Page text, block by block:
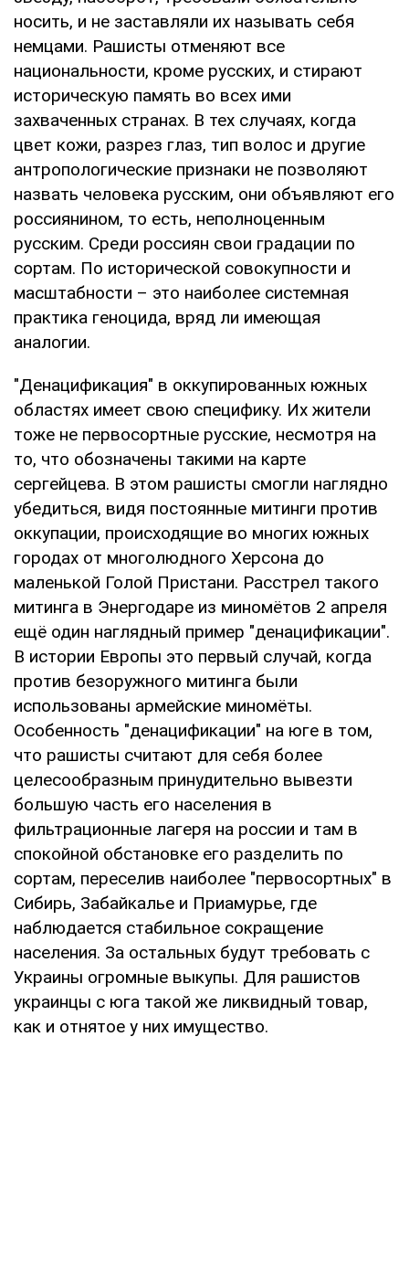
носить, и не заставляли их называть себя
немцами. Рашисты отменяют все
национальности, кроме русских, и стирают
историческую память во всех ими
захваченных странах. В тех случаях, когда
цвет кожи, разрез глаз, тип волос и другие
антропологические признаки не позволяют
назвать человека русским, они объявляют его
россиянином, то есть, неполноценным
русским. Среди россиян свои градации по
сортам. По исторической совокупности и
масштабности – это наиболее системная
практика геноцида, вряд ли имеющая
аналогии.
"Денацификация" в оккупированных южных
областях имеет свою специфику. Их жители
тоже не первосортные русские, несмотря на
то, что обозначены такими на карте
сергейцева. В этом рашисты смогли наглядно
убедиться, видя постоянные митинги против
оккупации, происходящие во многих южных
городах от многолюдного Херсона до
маленькой Голой Пристани. Расстрел такого
митинга в Энергодаре из миномётов 2 апреля
ещё один наглядный пример "денацификации".
В истории Европы это первый случай, когда
против безоружного митинга были
использованы армейские миномёты.
Особенность "денацификации" на юге в том,
что рашисты считают для себя более
целесообразным принудительно вывезти
большую часть его населения в
фильтрационные лагеря на россии и там в
спокойной обстановке его разделить по
сортам, переселив наиболее "первосортных" в
Сибирь, Забайкалье и Приамурье, где
наблюдается стабильное сокращение
населения. За остальных будут требовать с
Украины огромные выкупы. Для рашистов
украинцы с юга такой же ликвидный товар,
как и отнятое у них имущество.